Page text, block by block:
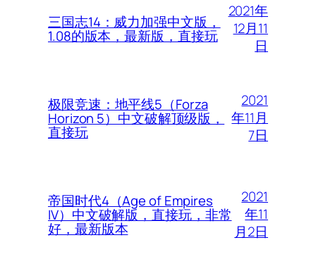
三国志14：威力加强中文版，
1.08的版本，最新版，直接玩
2021年
12月11
日
极限竞速：地平线5（Forza
Horizon 5）中文破解顶级版，
直接玩
2021
年11月
7日
帝国时代4（Age of Empires
IV）中文破解版，直接玩，非常
好，最新版本
2021
年11
月2日